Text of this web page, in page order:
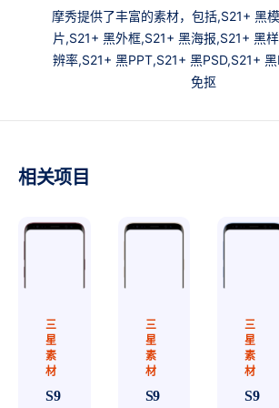
摩秀提供了丰富的素材，包括,S21+ 黑
片,S21+ 黑外框,S21+ 黑海报,S21+ 黑
辨率,S21+ 黑PPT,S21+ 黑PSD,S21+
免抠
相关项目
三
星
素
材
S9
三
星
素
材
S9
三
星
素
材
S9